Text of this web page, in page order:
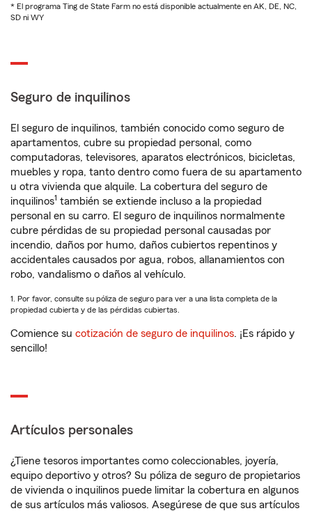
* El programa Ting de State Farm no está disponible actualmente en AK, DE, NC,
SD ni WY
Seguro de inquilinos
El seguro de inquilinos, también conocido como seguro de
apartamentos, cubre su propiedad personal, como
computadoras, televisores, aparatos electrónicos, bicicletas,
muebles y ropa, tanto dentro como fuera de su apartamento
u otra vivienda que alquile. La cobertura del seguro de
inquilinos1 también se extiende incluso a la propiedad
personal en su carro. El seguro de inquilinos normalmente
cubre pérdidas de su propiedad personal causadas por
incendio, daños por humo, daños cubiertos repentinos y
accidentales causados por agua, robos, allanamientos con
robo, vandalismo o daños al vehículo.
1. Por favor, consulte su póliza de seguro para ver a una lista completa de la
propiedad cubierta y de las pérdidas cubiertas.
Comience su cotización de seguro de inquilinos. ¡Es rápido y
sencillo!
Artículos personales
¿Tiene tesoros importantes como coleccionables, joyería,
equipo deportivo y otros? Su póliza de seguro de propietarios
de vivienda o inquilinos puede limitar la cobertura en algunos
de sus artículos más valiosos. Asegúrese de que sus artículos